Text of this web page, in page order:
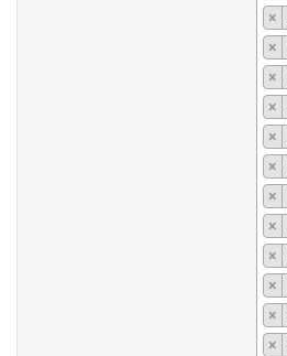
×
×
×
×
×
×
×
×
×
×
×
×